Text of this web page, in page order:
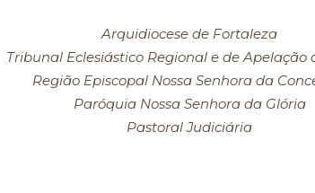
Arquidiocese de Fortaleza
Tribunal Eclesiástico Regional e de Apelação
Região Episcopal Nossa Senhora da
Paróquia Nossa Senhora da Glória
Pastoral Judiciária